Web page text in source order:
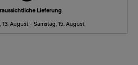
Lieferung
13. August - Samstag, 15. August